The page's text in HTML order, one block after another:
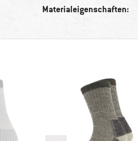
Materialeigenschaften: